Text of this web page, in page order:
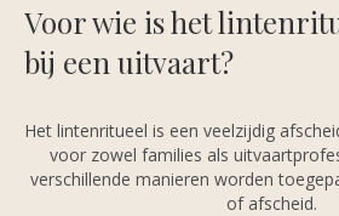
Voor wie is het
bij een uitvaart?
Het lintenritueel is een veelzijdig
voor zowel families als
verschillende manieren worden
of afscheid.